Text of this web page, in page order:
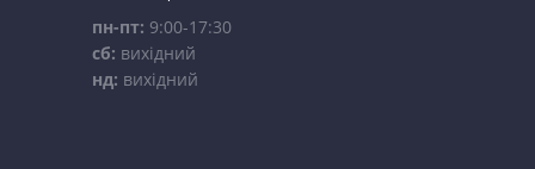
пн-пт: 9:00-17:30
сб: вихідний
нд: вихідний